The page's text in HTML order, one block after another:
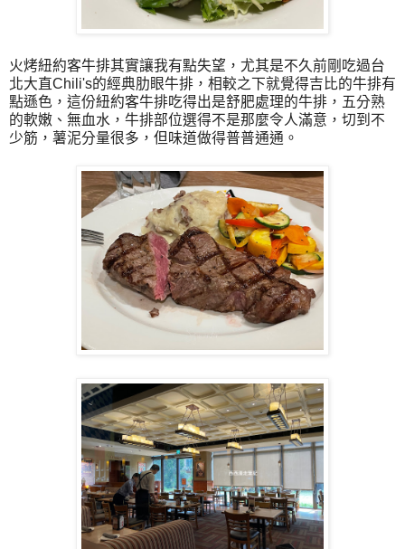
火烤紐約客牛排其實讓我有點失望，尤其是不久前剛吃過台
北大直Chili's的經典肋眼牛排，相較之下就覺得吉比的牛排有
點遜色，這份紐約客牛排吃得出是舒肥處理的牛排，五分熟
的軟嫩、無血水，牛排部位選得不是那麼令人滿意，切到不
少筋，薯泥分量很多，但味道做得普普通通。